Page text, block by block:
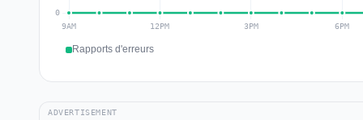
Rapports d'erreurs
ADVERTISEMENT